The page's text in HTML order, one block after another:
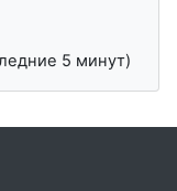
5 минут)